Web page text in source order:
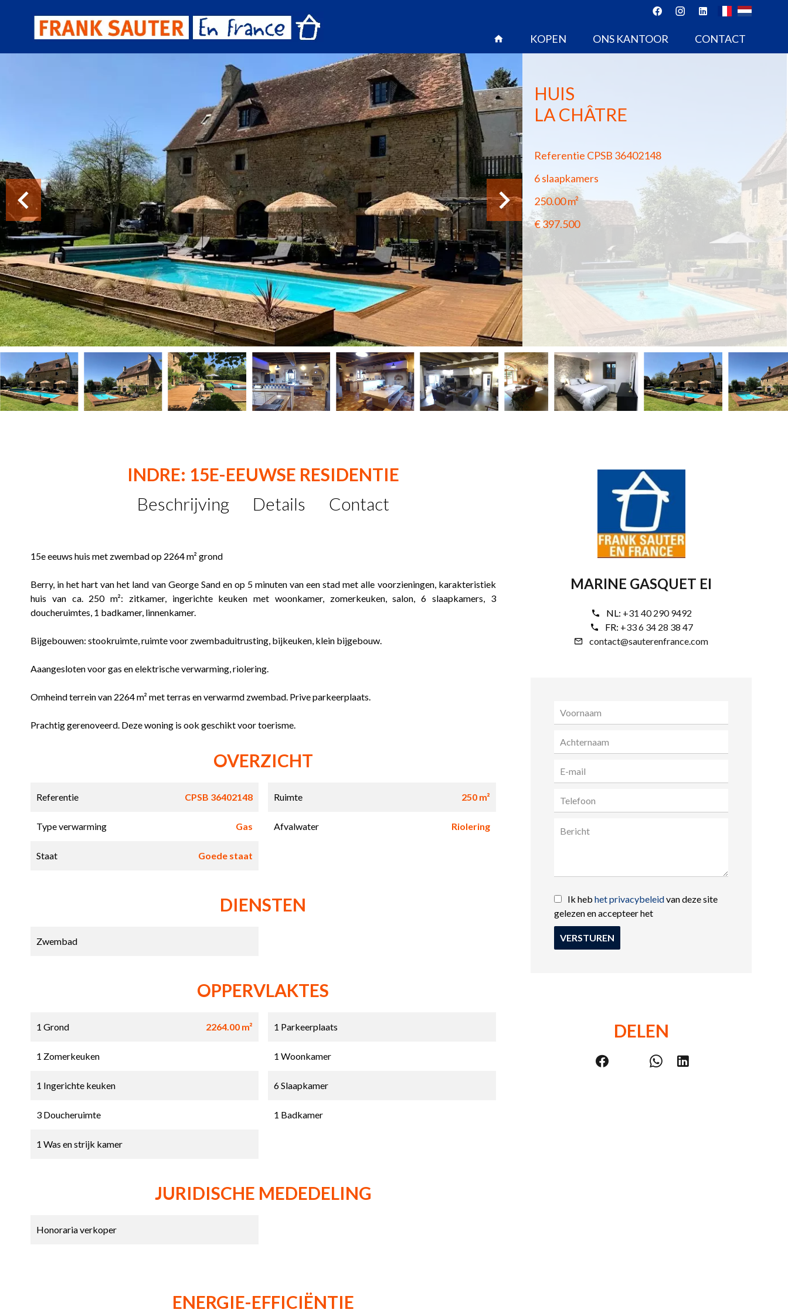
KOPEN ONS KANTOOR CONTACT
HUIS
LA CHÂTRE
Referentie CPSB 36402148
6 slaapkamers
250.00m²
€ 397.500
INDRE: 15E-EEUWSE RESIDENTIE
Beschrijving
Details Contact
15e eeuws huis met zwembad op 2264 m² grond
Berry, in het hart van het land van George Sand en op 5 minuten van een stad met alle voorzieningen, karakteristiek
huis van ca. 250 m²: zitkamer, ingerichte keuken met woonkamer, zomerkeuken, salon, 6 slaapkamers, 3
doucheruimtes, 1 badkamer, linnenkamer.
Bijgebouwen: stookruimte, ruimte voor zwembaduitrusting, bijkeuken, klein bijgebouw.
Aaangesloten voor gas en elektrische verwarming, riolering.
Omheind terrein van 2264 m² met terras en verwarmd zwembad. Prive parkeerplaats.
Prachtig gerenoveerd. Deze woning is ook geschikt voor toerisme.
OVERZICHT
Referentie CPSB 36402148 Ruimte 250 m²
Type verwarming Gas Afvalwater Riolering
Staat Goede staat
DIENSTEN
Zwembad
OPPERVLAKTES
1 Grond 2264.00 m² 1 Parkeerplaats
1 Zomerkeuken 1 Woonkamer
1 Ingerichte keuken 6 Slaapkamer
3 Doucheruimte 1 Badkamer
1 Was en strijk kamer
JURIDISCHE MEDEDELING
Honoraria verkoper
ENERGIE-EFFICIËNTIE
MARINE GASQUET EI
NL: +31 40 290 9492
FR: +33 6 34 28 38 47
contact@sauterenfrance.com
Ik hebhet privacybeleidvan deze site
gelezen en accepteer het
VERSTUREN
DELEN